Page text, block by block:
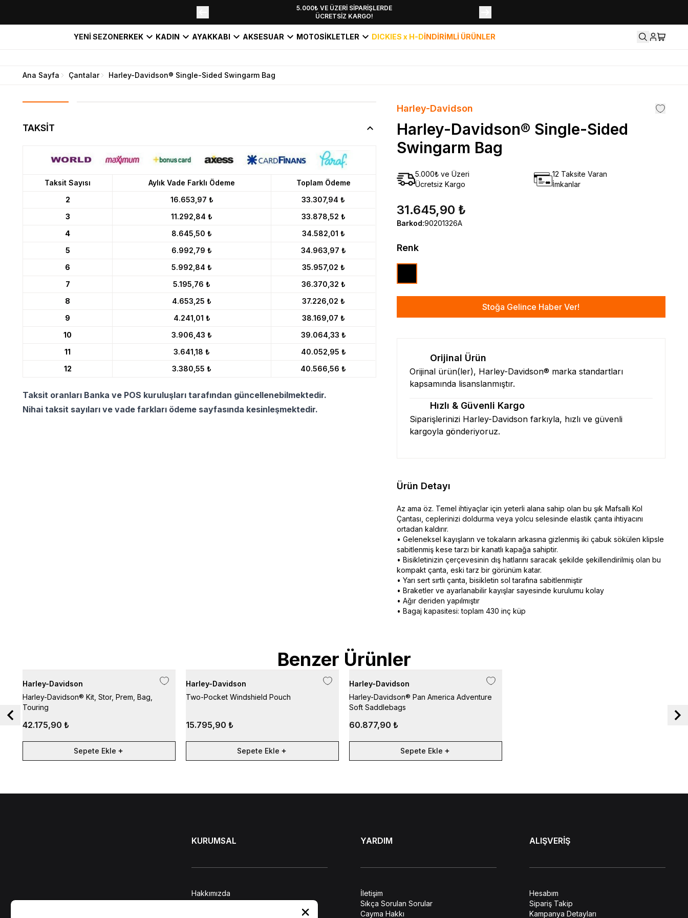
5.000₺ VE ÜZERİ SİPARİŞLERDE
ÜCRETSİZ KARGO!
YENİ SEZON KOLEKSİYONU EKLENDİ,
HEMEN KEŞFET!
YENİ SEZONERKEK KADIN AYAKKABI AKSESUAR MOTOSİKLETLER DICKIES x H-DİNDİRİMLİ ÜRÜNLER
Ana Sayfa Çantalar Harley-Davidson® Single-Sided Swingarm Bag
TAKSİT
Taksit Sayısı Aylık Vade Farklı Ödeme
Toplam Ödeme
2
16.653,97 ₺
33.307,94 ₺
3
11.292,84 ₺
33.878,52 ₺
4
8.645,50 ₺
34.582,01 ₺
5
6.992,79 ₺
34.963,97 ₺
6
5.992,84 ₺
35.957,02 ₺
7
5.195,76 ₺
36.370,32 ₺
8
4.653,25 ₺
37.226,02 ₺
9
4.241,01 ₺
38.169,07 ₺
10
3.906,43 ₺
39.064,33 ₺
11
3.641,18 ₺
40.052,95 ₺
12
3.380,55 ₺ 40.566,56 ₺
Taksit oranları Banka ve POS kuruluşları tarafından güncellenebilmektedir.
Nihai taksit sayıları ve vade farkları ödeme sayfasında kesinleşmektedir.
Harley-Davidson
Harley-Davidson® Single-Sided
Swingarm Bag
5.000₺ ve Üzeri
Ücretsiz Kargo
12 Taksite Varan
İmkanlar
31.645,90 ₺
Barkod:90201326A
Renk
Stoğa Gelince Haber Ver!
Orijinal Ürün
Orijinal ürün(ler), Harley-Davidson® marka standartları
kapsamında lisanslanmıştır.
Hızlı & Güvenli Kargo
Siparişlerinizi Harley-Davidson farkıyla, hızlı ve güvenli
kargoyla gönderiyoruz.
Ürün Detayı
Az ama öz. Temel ihtiyaçlar için yeterli alana sahip olan bu şık Mafsallı Kol
Çantası, ceplerinizi doldurma veya yolcu selesinde elastik çanta ihtiyacını
ortadan kaldırır.
• Geleneksel kayışların ve tokaların arkasına gizlenmiş iki çabuk sökülen klipsle
sabitlenmiş kese tarzı bir kanatlı kapağa sahiptir.
• Bisikletinizin çerçevesinin dış hatlarını saracak şekilde şekillendirilmiş olan bu
kompakt çanta, eski tarz bir görünüm katar.
• Yarı sert sırtlı çanta, bisikletin sol tarafına sabitlenmiştir
• Braketler ve ayarlanabilir kayışlar sayesinde kurulumu kolay
• Ağır deriden yapılmıştır
• Bagaj kapasitesi: toplam 430 inç küp
Benzer Ürünler
Harley-Davidson
Harley-Davidson® Kit, Stor, Prem, Bag,
Touring
42.175,90 ₺
Sepete Ekle
Harley-Davidson
Two-Pocket Windshield Pouch
15.795,90 ₺
Sepete Ekle
Harley-Davidson
Harley-Davidson® Pan America Adventure
Soft Saddlebags
60.877,90 ₺
Sepete Ekle
KURUMSAL
Hakkımızda
YARDIM
İletişim
Sıkça Sorulan Sorular
Cayma Hakkı
ALIŞVERİŞ
Hesabım
Sipariş Takip
Kampanya Detayları